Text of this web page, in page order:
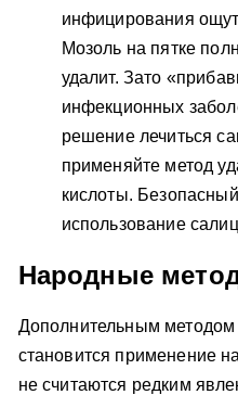
инфицирования
Мозоль на пятке
удалит. Зато
инфекционных
решение лечиться
применяйте метод
кислоты.
использование
Народные
Дополнительным методом
становится применение
не считаются редким